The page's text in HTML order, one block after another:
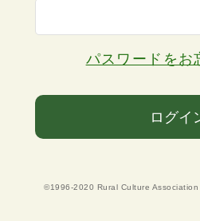
パスワードをお
ログイ
©1996-2020 Rural Culture Association